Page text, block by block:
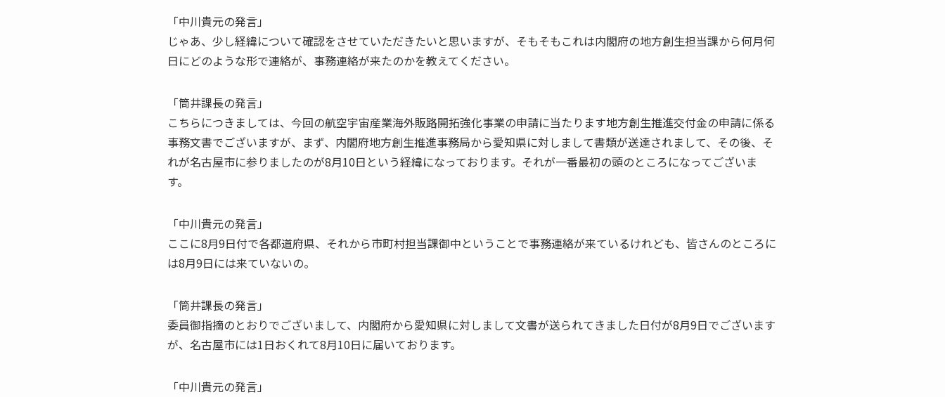
「中川貴元の発言」
じゃあ、少し経緯について確認をさせていただきたいと思いますが、そもそもこれは内閣府の地方創生担当課から何月何
日にどのような形で連絡が、事務連絡が来たのかを教えてください。
「筒井課長の発言」
こちらにつきましては、今回の航空宇宙産業海外販路開拓強化事業の申請に当たります地方創生推進交付金の申請に係る
事務文書でございますが、まず、内閣府地方創生推進事務局から愛知県に対しまして書類が送達されまして、その後、そ
れが名古屋市に参りましたのが8月10日という経緯になっております。それが一番最初の頭のところになってございま
す。
「中川貴元の発言」
ここに8月9日付で各都道府県、それから市町村担当課御中ということで事務連絡が来ているけれども、皆さんのところに
は8月9日には来ていないの。
「筒井課長の発言」
委員御指摘のとおりでございまして、内閣府から愛知県に対しまして文書が送られてきました日付が8月9日でございます
が、名古屋市には1日おくれて8月10日に届いております。
「中川貴元の発言」